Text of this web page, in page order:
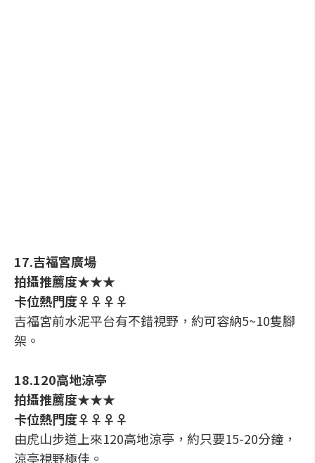
17.吉福宮廣場
拍攝推薦度★★★
卡位熱門度♀♀♀♀
吉福宮前水泥平台有不錯視野，約可容納5~10隻腳
架。
18.120高地涼亭
拍攝推薦度★★★
卡位熱門度♀♀♀♀
由虎山步道上來120高地涼亭，約只要15-20分鐘，
涼亭視野極佳。